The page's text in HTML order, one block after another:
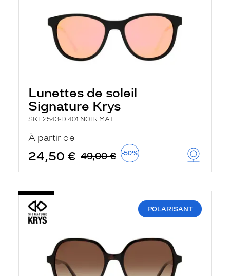
Lunettes de soleil
Signature Krys
SKE2543-D 401 NOIR MAT
À partir de
24,50 € 49,00 € -50%
POLARISANT